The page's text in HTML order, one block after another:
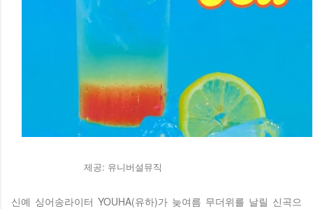
제공: 유니버설뮤직
신예 싱어송라이터 YOUHA(유하)가 늦여름 무더위를 날릴 신곡으